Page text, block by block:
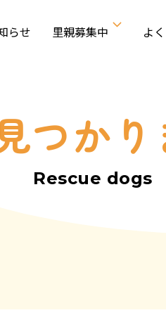
らせ 里親募集中 よ
つかり
Rescue dogs